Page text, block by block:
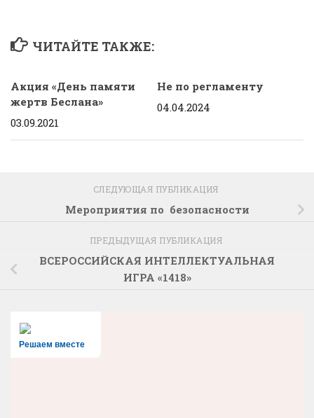
ЧИТАЙТЕ ТАКЖЕ:
Акция «День памяти
жертв Беслана»
03.09.2021
Не по регламенту
04.04.2024
СЛЕДУЮЩАЯ ПУБЛИКАЦИЯ
Мероприятия по безопасности
ПРЕДЫДУЩАЯ ПУБЛИКАЦИЯ
ВСЕРОССИЙСКАЯ ИНТЕЛЛЕКТУАЛЬНАЯ
ИГРА «1418»
Решаем вместе